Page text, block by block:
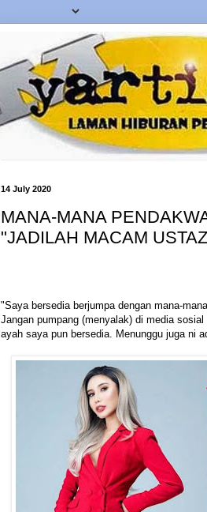
14 July 2020
MANA-MANA
"JADILAH MACAM
"Saya bersedia berjumpa dengan mana-
Jangan pumpang (menyalak) di media
ayah saya pun bersedia. Menunggu juga ni